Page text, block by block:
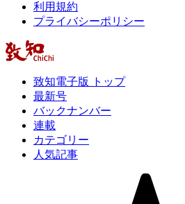
利用規約
プライバシーポリシー
致知電子版 トップ
最新号
バックナンバー
連載
カテゴリー
人気記事